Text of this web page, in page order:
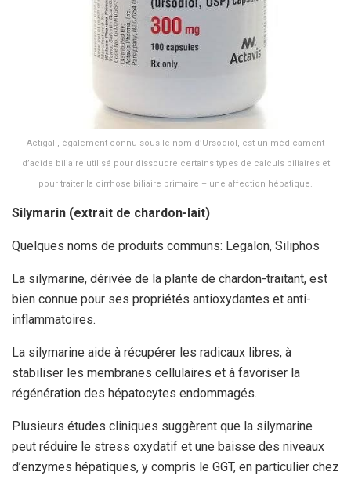
Actigall, également connu sous le nom d’Ursodiol, est un médicament
d’acide biliaire utilisé pour dissoudre certains types de calculs biliaires et
pour traiter la cirrhose biliaire primaire – une affection hépatique.
Silymarin (extrait de chardon-lait)
Quelques noms de produits communs: Legalon, Siliphos
La silymarine, dérivée de la plante de chardon-traitant, est
bien connue pour ses propriétés antioxydantes et anti-
inflammatoires.
La silymarine aide à récupérer les radicaux libres, à
stabiliser les membranes cellulaires et à favoriser la
régénération des hépatocytes endommagés.
Plusieurs études cliniques suggèrent que la silymarine
peut réduire le stress oxydatif et une baisse des niveaux
d’enzymes hépatiques, y compris le GGT, en particulier chez